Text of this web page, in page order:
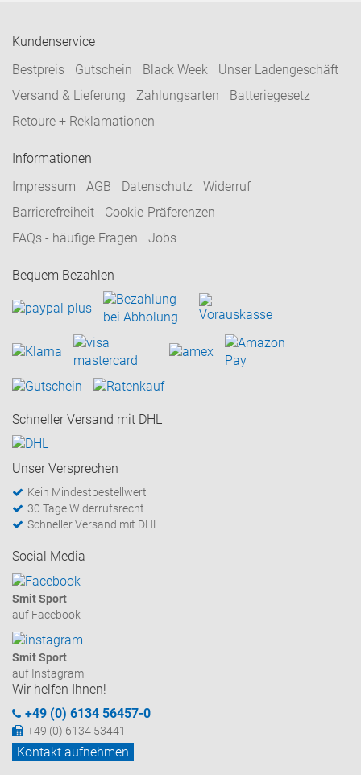
Kundenservice
Bestpreis
Gutschein Black Week
Unser Ladengeschäft
Versand & Lieferung
Zahlungsarten
Batteriegesetz
Retoure + Reklamationen
Informationen
Impressum
AGB Datenschutz
Widerruf
Barrierefreiheit
Cookie-Präferenzen
FAQs - häufige Fragen
Jobs
Bequem Bezahlen
Schneller Versand mit DHL
Unser Versprechen
Kein Mindestbestellwert
30 Tage Widerrufsrecht
Schneller Versand mit DHL
Social Media
Smit Sport
auf Facebook
Smit Sport
auf Instagram
Wir helfen Ihnen!
+49 (0) 6134 56457-0
+49 (0) 6134 53441
Kontakt aufnehmen